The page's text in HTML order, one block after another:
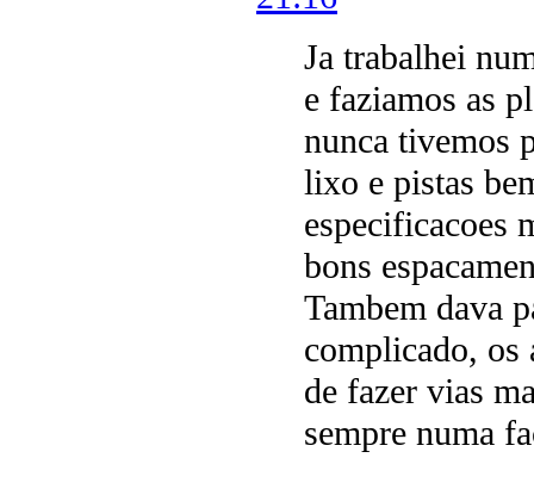
Ja trabalhei
e faziamos as
nunca tivemos
lixo e pistas
especificacoes
bons
Tambem dava
complicado, os
de fazer vias
sempre numa